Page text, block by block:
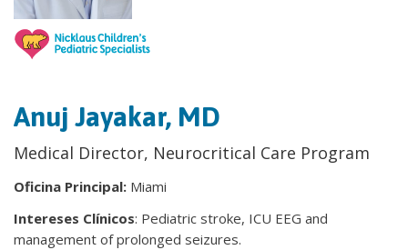
Anuj Jayakar, MD
Medical Director, Neurocritical Care Program
Oficina Principal: Miami
Intereses Clínicos: Pediatric stroke, ICU EEG and
management of prolonged seizures.